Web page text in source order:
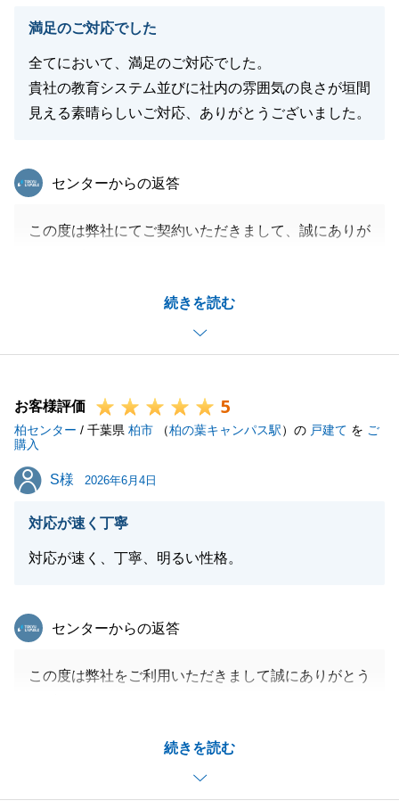
満足のご対応でした
全てにおいて、満足のご対応でした。
貴社の教育システム並びに社内の雰囲気の良さが垣間
見える素晴らしいご対応、ありがとうございました。
続きを読む
東急リバブル
センターからの返答
この度は弊社にてご契約いただきまして、誠にありが
お住み替えのタイミングでY様のご希望条件に合うお
部屋がちょうど販売されており、ご成約に至りました
ても喜ばしい限りです。
これからもお力になれることがございましたら、いつ
でもお気軽にご連絡下さい。
今後とも何卒よろしくお願い申し上げます。
閉じる
お客様評価 5
柏センター / 千葉県 柏市 （柏の葉キャンパス駅）の 戸建て を ご
購入
S様
S様 2026年6月4日
対応が速く丁寧
対応が速く、丁寧、明るい性格。
続きを読む
東急リバブル
センターからの返答
この度は弊社をご利用いただきまして誠にありがとう
ご紹介でき、他のお客様もご検討されている中で、S
様がすぐにご内覧・お申込みいただきましたお陰でご
契約に至ることができました。